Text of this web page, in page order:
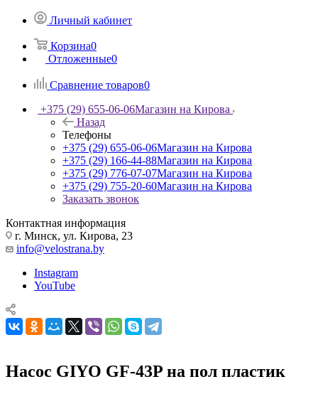
Личный кабинет
Корзина0
Отложенные0
Сравнение товаров0
+375 (29) 655-06-06Магазин на Кирова
Назад
Телефоны
+375 (29) 655-06-06Магазин на Кирова
+375 (29) 166-44-88Магазин на Кирова
+375 (29) 776-07-07Магазин на Кирова
+375 (29) 755-20-60Магазин на Кирова
Заказать звонок
Контактная информация
г. Минск, ул. Кирова, 23
info@velostrana.by
Instagram
YouTube
Насос GIYO GF-43P на пол пластик